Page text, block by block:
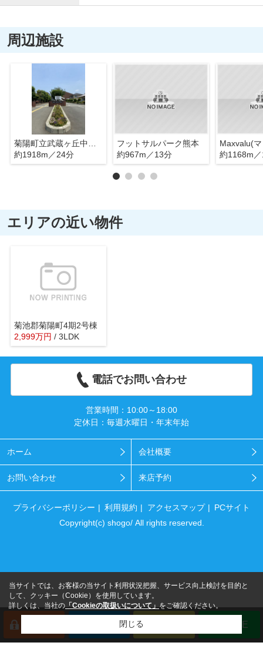
周辺施設
約1918m／24分
フットサルパーク熊本
約967m／13分
約1168m
エリアの近い物件
菊池郡菊陽町4期2号棟
2,999万円 / 3LDK
電話でお問い合わせ
営業時間：10:00～18:00
定休日：毎週水曜日・年末年始
ホーム 会社概要
お問い合わせ 来店予約
プライバシーポリシー 利用規約 アクセスマップ
PCサイト
Copyright(c) shogo/ All rights reserved.
来店予約 LINE
当サイトでは、お客様の当サイト利用状況把握、サービス向上検討を目的と
して、クッキー（Cookie）を使用しています。
詳しくは、当社の「Cookieの取扱いについて」をご確認ください。
閉じる